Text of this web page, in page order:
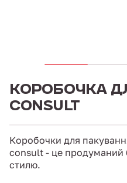
КОРОБОЧКА
CONSULT
Коробочки для
consult - це продуманий
стилю.